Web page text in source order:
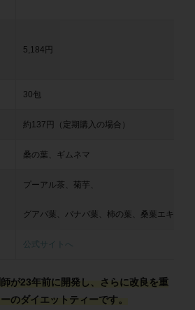
5,184円
30包
約137円（定期購入の場合）
桑の葉、ギムネマ
プーアル茶、菊芋、
グアバ葉、バナバ葉、柿の葉、桑葉エキス末
公式サイトへ
が23年前に開発し、さらに改良を重
のダイエットティーです。